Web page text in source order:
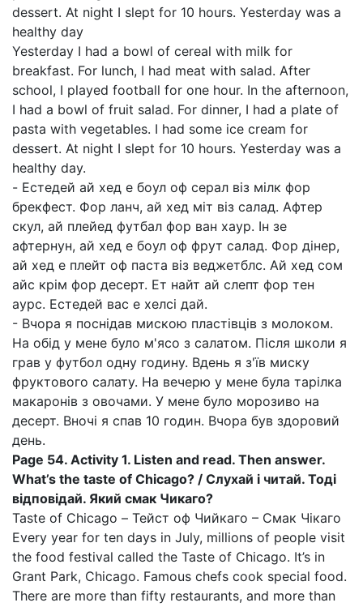
dessert. At night I slept for 10 hours. Yesterday was a
healthy day
Yesterday I had a bowl of cereal with milk for
breakfast. For lunch, I had meat with salad. After
school, I played football for one hour. In the afternoon,
I had a bowl of fruit salad. For dinner, I had a plate of
pasta with vegetables. I had some ice cream for
dessert. At night I slept for 10 hours. Yesterday was a
healthy day.
- Естедей ай хед е боул оф серал віз мілк фор
брекфест. Фор ланч, ай хед міт віз салад. Афтер
скул, ай плейед футбал фор ван хаур. Ін зе
афтернун, ай хед е боул оф фрут салад. Фор дінер,
ай хед е плейт оф паста віз веджетблс. Ай хед сом
айс крім фор десерт. Ет найт ай слепт фор тен
аурс. Естедей вас е хелсі дай.
- Вчора я поснідав мискою пластівців з молоком.
На обід у мене було м'ясо з салатом. Після школи я
грав у футбол одну годину. Вдень я з'їв миску
фруктового салату. На вечерю у мене була тарілка
макаронів з овочами. У мене було морозиво на
десерт. Вночі я спав 10 годин. Вчора був здоровий
день.
Page 54. Activity 1. Listen and read. Then answer.
What’s the taste of Chicago? / Слухай і читай. Тоді
відповідай. Який смак Чикаго?
Taste of Chicago – Тейст оф Чийкаго – Смак Чікаго
Every year for ten days in July, millions of people visit
the food festival called the Taste of Chicago. It’s in
Grant Park, Chicago. Famous chefs cook special food.
There are more than fifty restaurants, and more than